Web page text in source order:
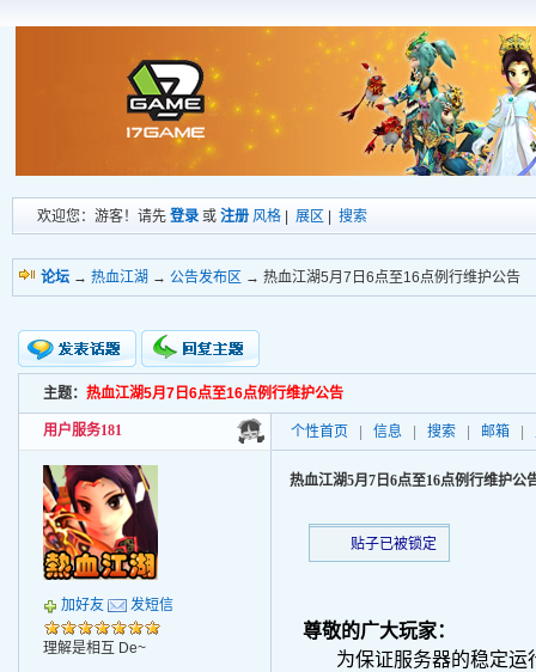
欢迎您：游客！请先 登录 或 注册 风格 展区 搜索
论坛 → 热血江湖 → 公告发布区 → 热血江湖5月7日6点至16点例行维护公告
新的主题
投票帖
小字报
主题： 热血江湖5月7日6点至16点例行维护公告
用户服务181 个性首页 信息 搜索 邮箱
加好友 发短信
理解是相互 De~
热血江湖5月7日6点至16点例行维护公
贴子已被锁定
尊敬的广大玩家：
为保证服务器的稳定运行